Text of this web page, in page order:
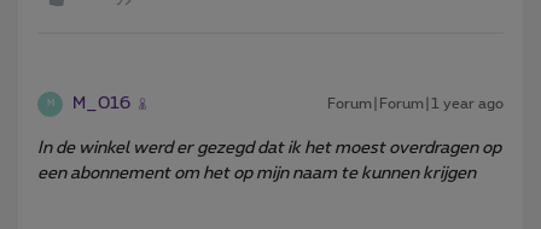
M M_016 Forum|Forum|1 year ago
In de winkel werd er gezegd dat ik het moest overdragen op
een abonnement om het op mijn naam te kunnen krijgen